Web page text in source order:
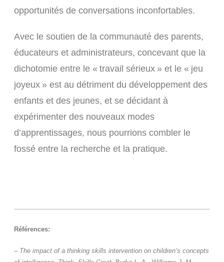
opportunités de conversations inconfortables.
Avec le soutien de la communauté des parents,
éducateurs et administrateurs, concevant que la
dichotomie entre le « travail sérieux » et le « jeu
joyeux » est au détriment du développement des
enfants et des jeunes, et se décidant à
expérimenter des nouveaux modes
d’apprentissages, nous pourrions combler le
fossé entre la recherche et la pratique.
Références:
– The impact of a thinking skills intervention on children’s concepts